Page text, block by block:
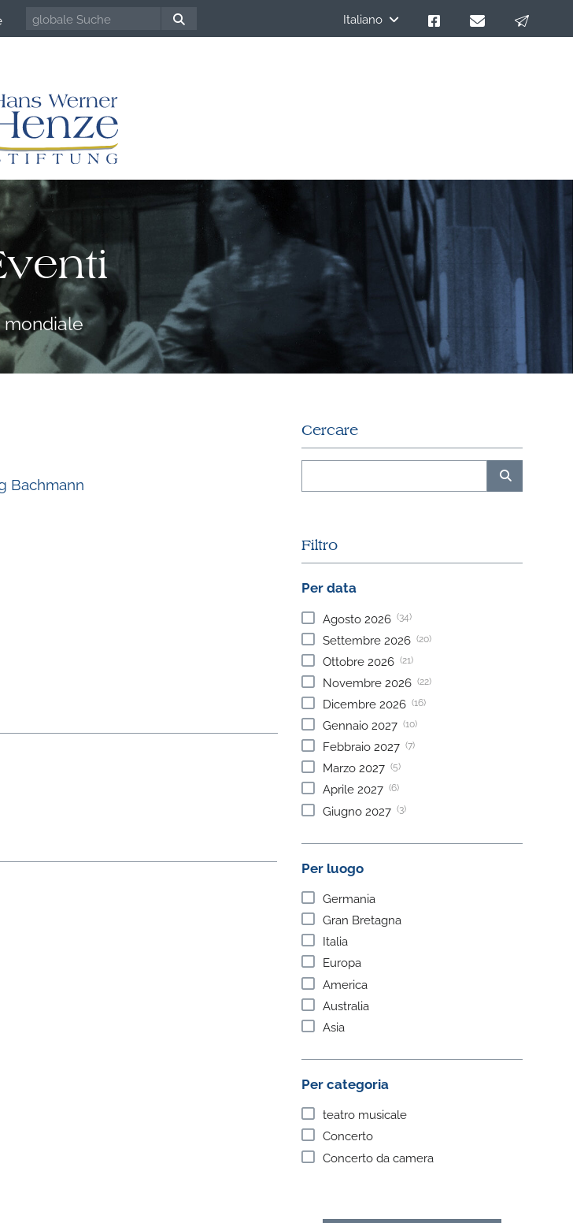
Italiano
mondiale
Bachmann
Cercare
Filtro
Per data
Agosto 2026 (34)
Settembre 2026 (20)
Ottobre 2026 (21)
Novembre 2026 (22)
Dicembre 2026 (16)
Gennaio 2027 (10)
Febbraio 2027 (7)
Marzo 2027 (5)
Aprile 2027 (6)
Giugno 2027 (3)
Per luogo
Germania
Gran Bretagna
Italia
Europa
America
Australia
Asia
Per categoria
teatro musicale
Concerto
Concerto da camera